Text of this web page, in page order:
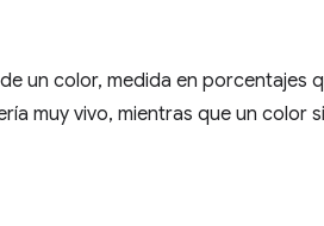
un color, medida en porcentajes
muy vivo, mientras que un color